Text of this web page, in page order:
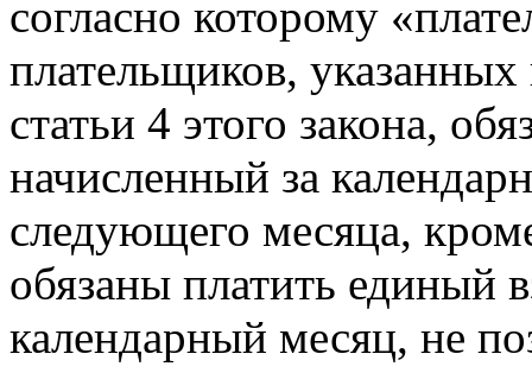
согласно которому
плательщиков,
статьи 4 этого закона,
начисленный за
следующего месяца,
обязаны платить единый
календарный месяц, не